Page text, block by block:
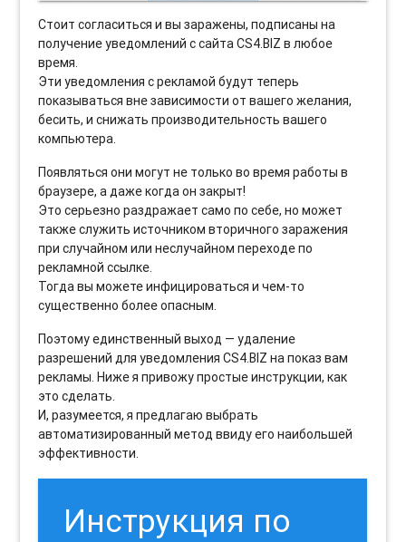
Стоит согласиться и вы заражены, подписаны на
получение уведомлений с сайта CS4.BIZ в любое
время.
Эти уведомления с рекламой будут теперь
показываться вне зависимости от вашего желания,
бесить, и снижать производительность вашего
компьютера.
Появляться они могут не только во время работы в
браузере, а даже когда он закрыт!
Это серьезно раздражает само по себе, но может
также служить источником вторичного заражения
при случайном или неслучайном переходе по
рекламной ссылке.
Тогда вы можете инфицироваться и чем-то
существенно более опасным.
Поэтому единственный выход — удаление
разрешений для уведомления CS4.BIZ на показ вам
рекламы. Ниже я привожу простые инструкции, как
это сделать.
И, разумеется, я предлагаю выбрать
автоматизированный метод ввиду его наибольшей
эффективности.
Инструкция по